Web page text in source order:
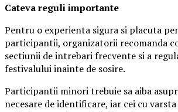
Cateva reguli importante
Pentru o experienta sigura si placuta
participantii, organizatorii recomanda
sectiunii de intrebari frecvente si a
festivalului inainte de sosire.
Participantii minori trebuie sa aiba
necesare de identificare, iar cei cu